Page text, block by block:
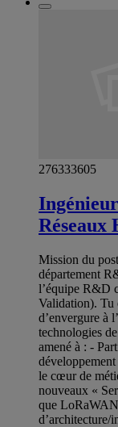
276333605
Réseaux
Mission du
département
l’équipe R&D
Validation). Tu
d’envergure à
technologies
amené à : -
le cœur de
nouveaux «
que
d’architecture/